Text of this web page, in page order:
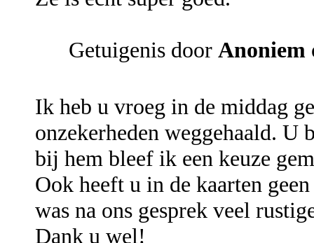
Getuigenis door Anoniem
Ik heb u vroeg in de middag
onzekerheden weggehaald.
bij hem bleef ik een keuze
Ook heeft u in de kaarten
was na ons gesprek veel
Dank u wel!